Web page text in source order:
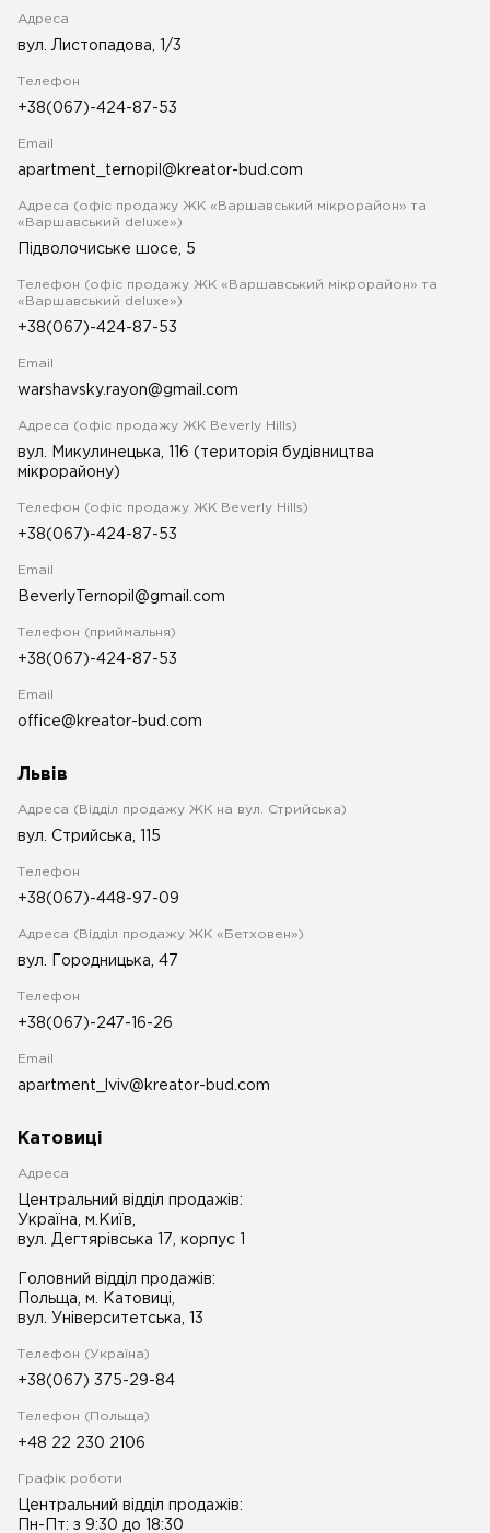
Адреса
вул. Листопадова, 1/3
Телефон
+38(067)-424-87-53
Email
apartment_ternopil@kreator-bud.com
Адреса (офіс продажу ЖК «Варшавський мікрорайон» та
«Варшавський deluxe»)
Підволочиське шосе, 5
Телефон (офіс продажу ЖК «Варшавський мікрорайон» та
«Варшавський deluxe»)
+38(067)-424-87-53
Email
warshavsky.rayon@gmail.com
Адреса (офіс продажу ЖК Beverly Hills)
вул. Микулинецька, 116 (територія будівництва
мікрорайону)
Телефон (офіс продажу ЖК Beverly Hills)
+38(067)-424-87-53
Email
BeverlyTernopil@gmail.com
Телефон (приймальня)
+38(067)-424-87-53
Email
office@kreator-bud.com
Львів
Адреса (Відділ продажу ЖК на вул. Стрийська)
вул. Стрийська, 115
Телефон
+38(067)-448-97-09
Адреса (Відділ продажу ЖК «Бетховен»)
вул. Городницька, 47
Телефон
+38(067)-247-16-26
Email
apartment_lviv@kreator-bud.com
Катовиці
Адреса
Центральний відділ продажів:
Україна, м.Київ,
вул. Дегтярівська 17, корпус 1
Головний відділ продажів:
Польща, м. Катовиці,
вул. Університетська, 13
Телефон (Україна)
+38(067) 375-29-84
Телефон (Польща)
+48 22 230 2106
Графік роботи
Центральний відділ продажів:
Пн-Пт: з 9:30 до 18:30